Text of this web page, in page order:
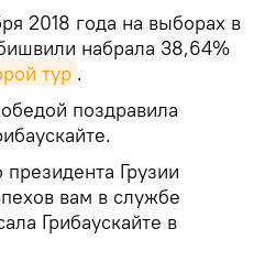
2018 года на выборах в
набрала 38,64%
тур .
поздравила
Грузии
вам в службе
Грибаускайте в